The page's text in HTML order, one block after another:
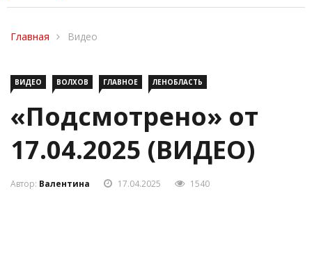
Главная Видео
ВИДЕО ВОЛХОВ ГЛАВНОЕ ЛЕНОБЛАСТЬ
«Подсмотрено» от
17.04.2025 (ВИДЕО)
Автор: Валентина 17.04.2025 1540